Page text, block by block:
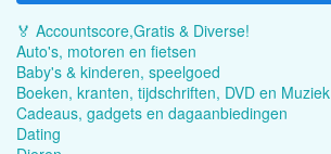
🏅 Accountscore,Gratis & Diverse!
Auto's, motoren en fietsen
Baby's & kinderen, speelgoed
Boeken, kranten, tijdschriften, DVD en Muziek
Cadeaus, gadgets en dagaanbiedingen
Dating